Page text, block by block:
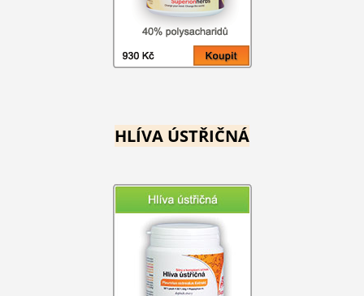
HLÍVA ÚSTŘIČNÁ